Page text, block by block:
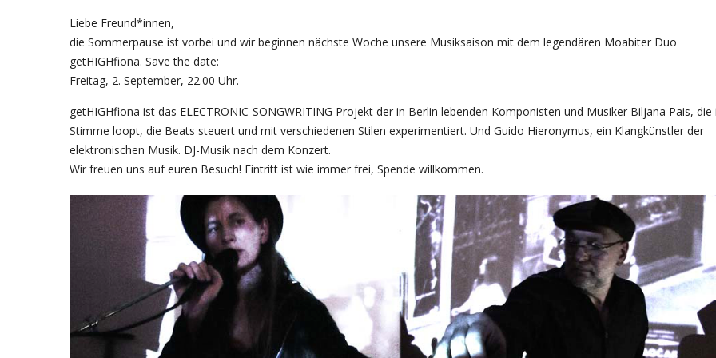
Liebe Freund*innen,
die Sommerpause ist vorbei und wir beginnen nächste Woche unsere Musiksaison mit dem legendären Moabiter Duo
getHIGHfiona. Save the date:
Freitag, 2. September, 22.00 Uhr.
getHIGHfiona ist das ELECTRONIC-SONGWRITING Projekt der in Berlin lebenden Komponisten und Musiker Biljana Pais, die
Stimme loopt, die Beats steuert und mit verschiedenen Stilen experimentiert. Und Guido Hieronymus, ein Klangkünstler der
elektronischen Musik. DJ-Musik nach dem Konzert.
Wir freuen uns auf euren Besuch! Eintritt ist wie immer frei, Spende willkommen.